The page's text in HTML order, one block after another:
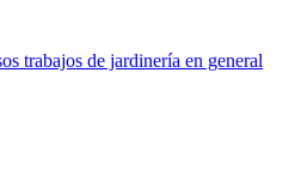
trabajos de jardinería en general